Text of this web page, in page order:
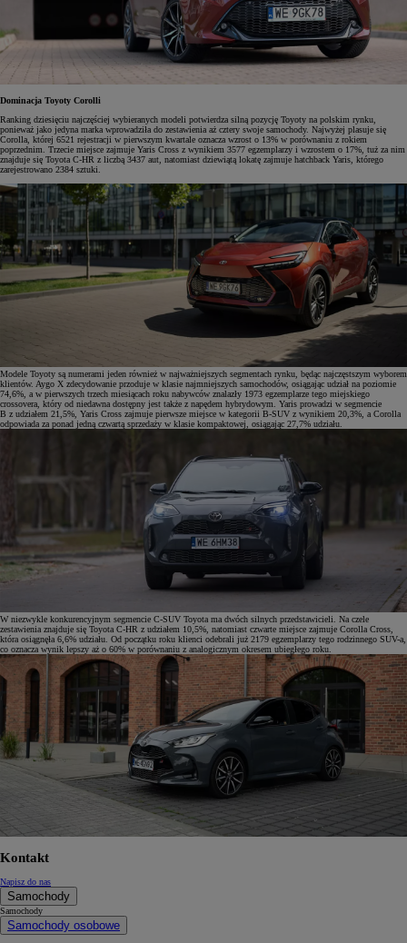
Dominacja Toyoty Corolli
Ranking dziesięciu najczęściej wybieranych modeli potwierdza silną pozycję Toyoty na polskim rynku,
ponieważ jako jedyna marka wprowadziła do zestawienia aż cztery swoje samochody. Najwyżej plasuje się
Corolla, której 6521 rejestracji w pierwszym kwartale oznacza wzrost o 13% w porównaniu z rokiem
poprzednim. Trzecie miejsce zajmuje Yaris Cross z wynikiem 3577 egzemplarzy i wzrostem o 17%, tuż za nim
znajduje się Toyota C-HR z liczbą 3437 aut, natomiast dziewiątą lokatę zajmuje hatchback Yaris, którego
zarejestrowano 2384 sztuki.
Modele Toyoty są numerami jeden również w najważniejszych segmentach rynku, będąc najczęstszym wyborem
klientów. Aygo X zdecydowanie przoduje w klasie najmniejszych samochodów, osiągając udział na poziomie
74,6%, a w pierwszych trzech miesiącach roku nabywców znalazły 1973 egzemplarze tego miejskiego
crossovera, który od niedawna dostępny jest także z napędem hybrydowym. Yaris prowadzi w segmencie
B z udziałem 21,5%, Yaris Cross zajmuje pierwsze miejsce w kategorii B-SUV z wynikiem 20,3%, a Corolla
odpowiada za ponad jedną czwartą sprzedaży w klasie kompaktowej, osiągając 27,7% udziału.
W niezwykle konkurencyjnym segmencie C-SUV Toyota ma dwóch silnych przedstawicieli. Na czele
zestawienia znajduje się Toyota C-HR z udziałem 10,5%, natomiast czwarte miejsce zajmuje Corolla Cross,
która osiągnęła 6,6% udziału. Od początku roku klienci odebrali już 2179 egzemplarzy tego rodzinnego SUV-a,
co oznacza wynik lepszy aż o 60% w porównaniu z analogicznym okresem ubiegłego roku.
Kontakt
Napisz do nas
Samochody
Samochody
Samochody osobowe